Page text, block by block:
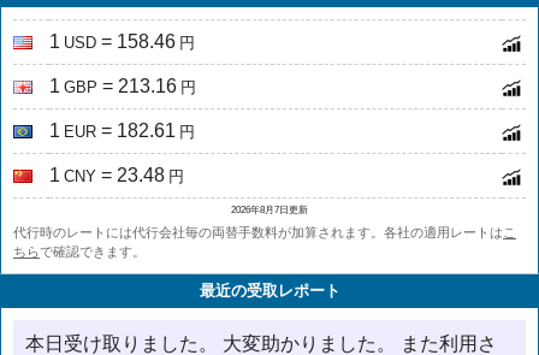
1 USD = 158.46 円
1 GBP = 213.16 円
1 EUR = 182.61 円
1 CNY = 23.48 円
2026年8月7日更新
代行時のレートには代行会社毎の両替手数料が加算されます。各社の適用レートは こ
ちらで確認できます。
最近の受取レポート
本日受け取りました。 大変助かりました。 また利用さ